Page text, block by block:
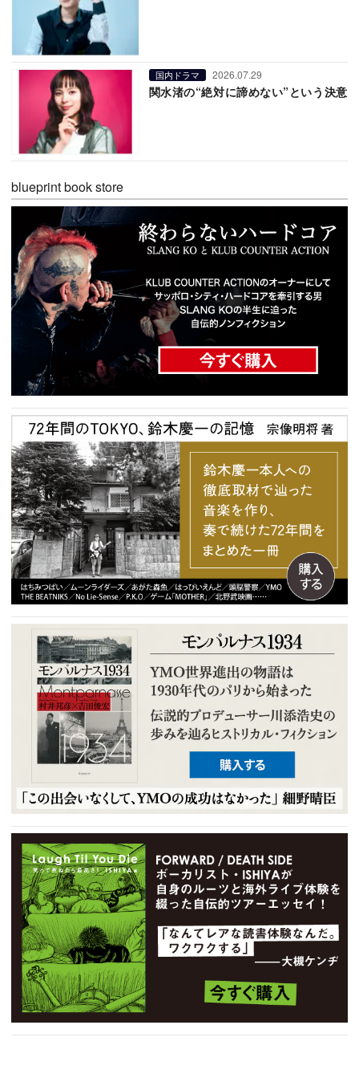
国内ドラマ 2026.07.29
関水渚の“絶対に諦めない”という決意
blueprint book store